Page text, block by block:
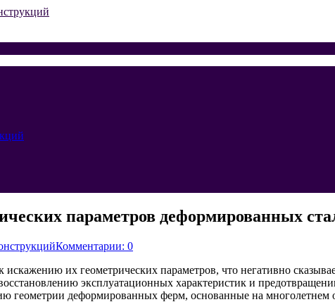
параметров деформированных
Комментарии: 0
их геометрических параметров, что негативно
эксплуатационных характеристик и
геометрии деформированных ферм, основанные на